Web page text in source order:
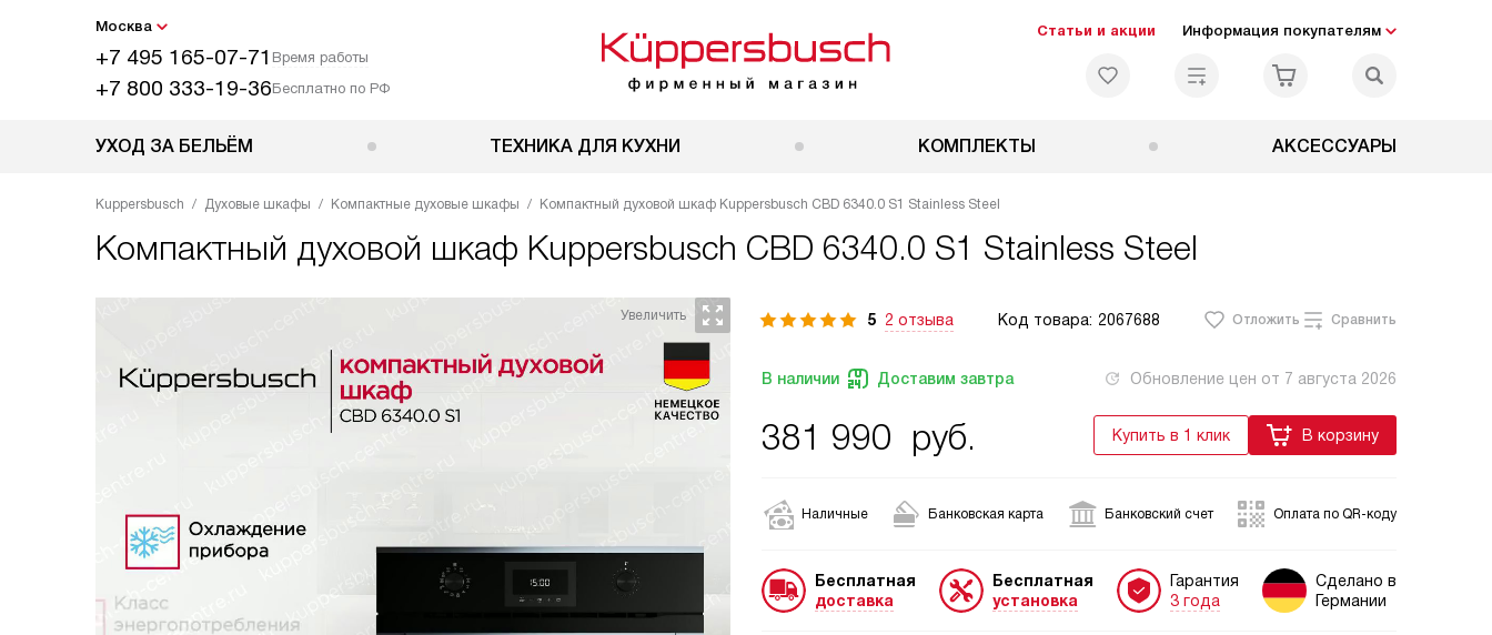
Москва
+7 495 165-07-71 Время работы
+7 800 333-19-36Бесплатно по РФ
Статьи и акции Информация покупателям
УХОД ЗА БЕЛЬЁМ ТЕХНИКА ДЛЯ КУХНИ КОМПЛЕКТЫ АКСЕССУАРЫ
Kuppersbusch Духовые шкафы Компактные духовые шкафы Компактный духовой шкаф Kuppersbusch CBD 6340.0 S1 Stainless Steel
Компактный духовой шкаф Kuppersbusch CBD 6340.0 S1 Stainless Steel
5 2 отзыва Код товара: 2067688 Отложить Сравнить
В наличии Доставим завтра Обновление цен от 7 августа 2026
381 990 руб. Купить в 1 клик В корзину
Наличные Банковская карта Банковский счет Оплата по QR-коду
Бесплатная
доставка
Бесплатная
установка
Гарантия
3 года
Сделано в
Германии